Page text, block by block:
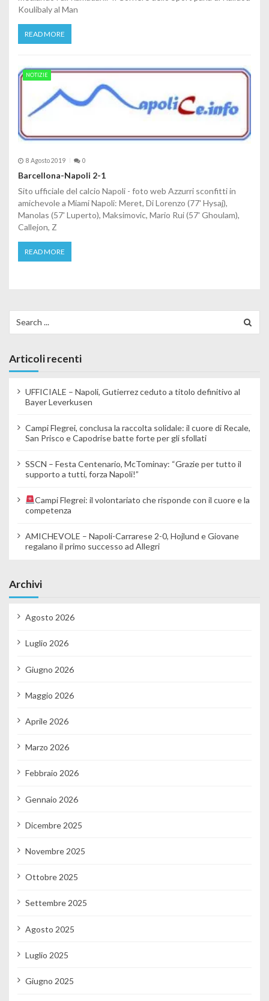
Koulibaly al Man
READ MORE
NOTIZIE
8 Agosto 2019 0
Barcellona-Napoli 2-1
Sito ufficiale del calcio Napoli - foto web Azzurri sconfitti in
amichevole a Miami Napoli: Meret, Di Lorenzo (77' Hysaj),
Manolas (57' Luperto), Maksimovic, Mario Rui (57' Ghoulam),
Callejon, Z
READ MORE
Articoli recenti
UFFICIALE – Napoli, Gutierrez ceduto a titolo definitivo al
Bayer Leverkusen
Campi Flegrei, conclusa la raccolta solidale: il cuore di Recale,
San Prisco e Capodrise batte forte per gli sfollati
SSCN – Festa Centenario, McTominay: “Grazie per tutto il
supporto a tutti, forza Napoli!”
Campi Flegrei: il volontariato che risponde con il cuore e la
competenza
AMICHEVOLE – Napoli-Carrarese 2-0, Hojlund e Giovane
regalano il primo successo ad Allegri
Archivi
Agosto 2026
Luglio 2026
Giugno 2026
Maggio 2026
Aprile 2026
Marzo 2026
Febbraio 2026
Gennaio 2026
Dicembre 2025
Novembre 2025
Ottobre 2025
Settembre 2025
Agosto 2025
Luglio 2025
Giugno 2025